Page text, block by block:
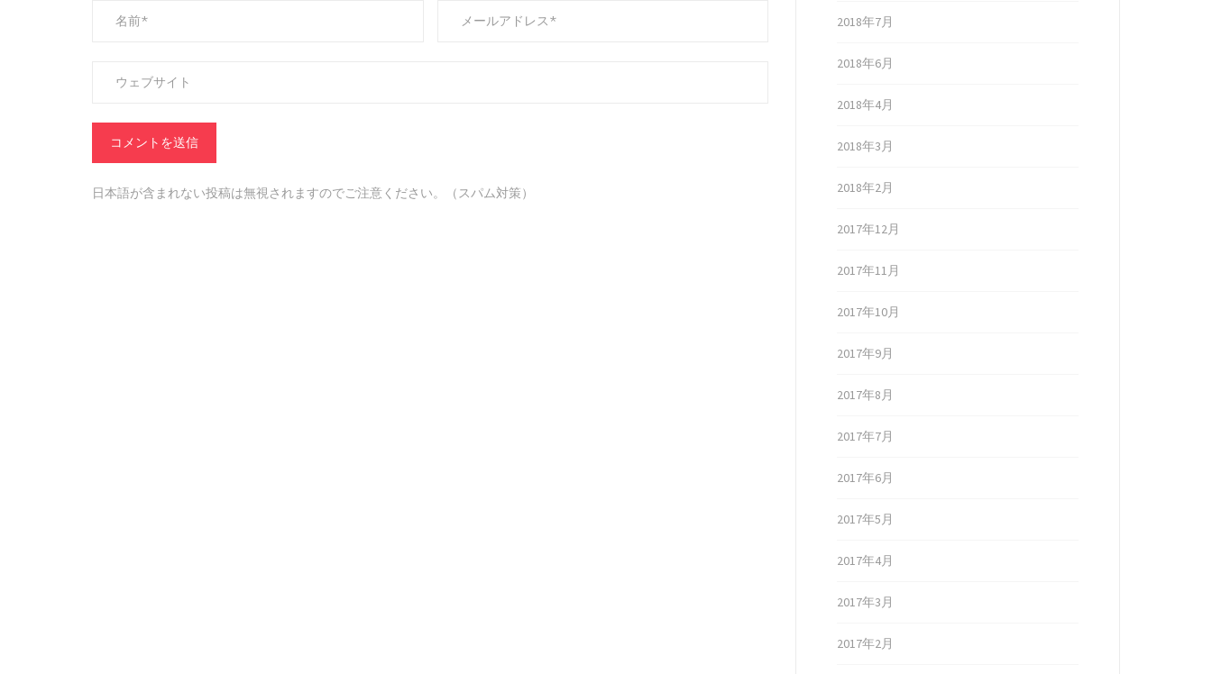
日本語が含まれない投稿は無視されますのでご注意ください。（スパム対策）
2018年7月
2018年6月
2018年4月
2018年3月
2018年2月
2017年12月
2017年11月
2017年10月
2017年9月
2017年8月
2017年7月
2017年6月
2017年5月
2017年4月
2017年3月
2017年2月